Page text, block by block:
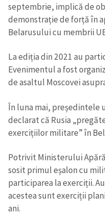
septembrie, implică de
demonstrație de forță în
Belarusului cu membrii
La ediția din 2021 au
Evenimentul a fost
de asaltul Moscovei
În luna mai, președintele
declarat că Rusia
exercițiilor militare” în
Potrivit Ministerului
sosit primul eșalon cu
participarea la exerciții.
acestea sunt exerciții
ani.